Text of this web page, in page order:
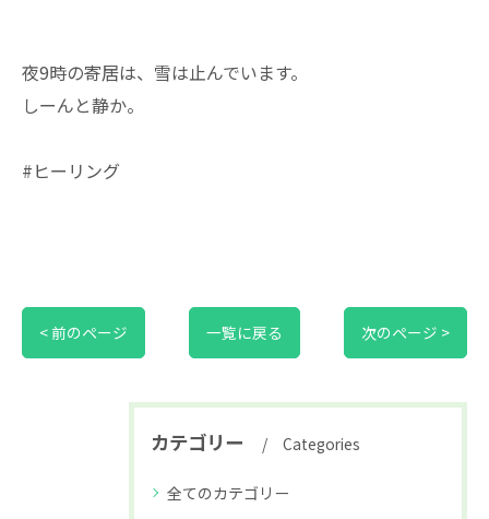
夜9時の寄居は、雪は止んでいます。
しーんと静か。
#ヒーリング
< 前のページ 一覧に戻る 次のページ >
カテゴリー Categories
全てのカテゴリー